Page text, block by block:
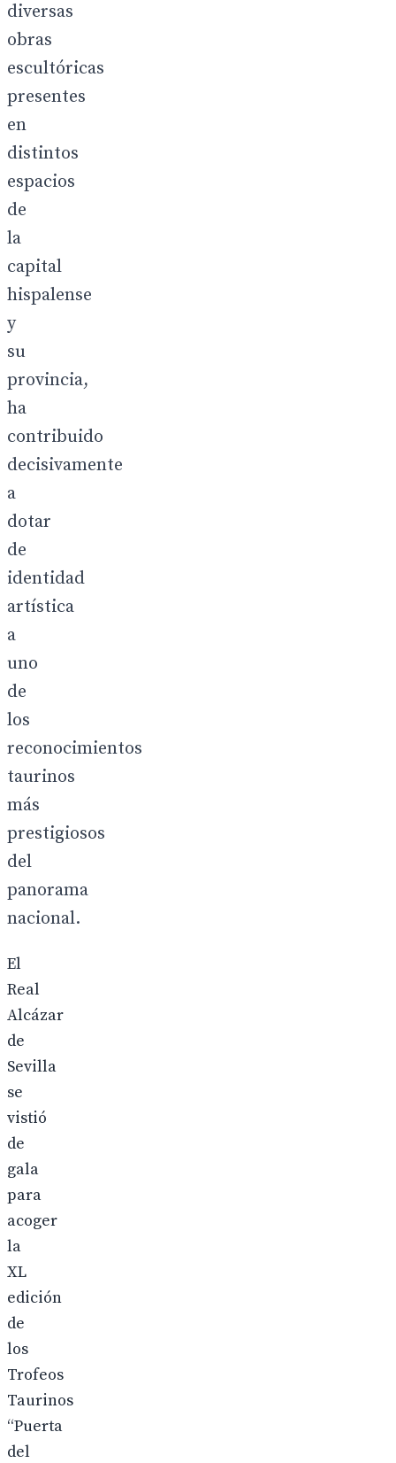
diversas
obras
escultóricas
presentes
en
distintos
espacios
de
la
capital
hispalense
y
su
provincia,
ha
contribuido
decisivamente
a
dotar
de
identidad
artística
a
uno
de
los
reconocimientos
taurinos
más
prestigiosos
del
panorama
nacional.
El
Real
Alcázar
de
Sevilla
se
vistió
de
gala
para
acoger
la
XL
edición
de
los
Trofeos
Taurinos
“Puerta
del